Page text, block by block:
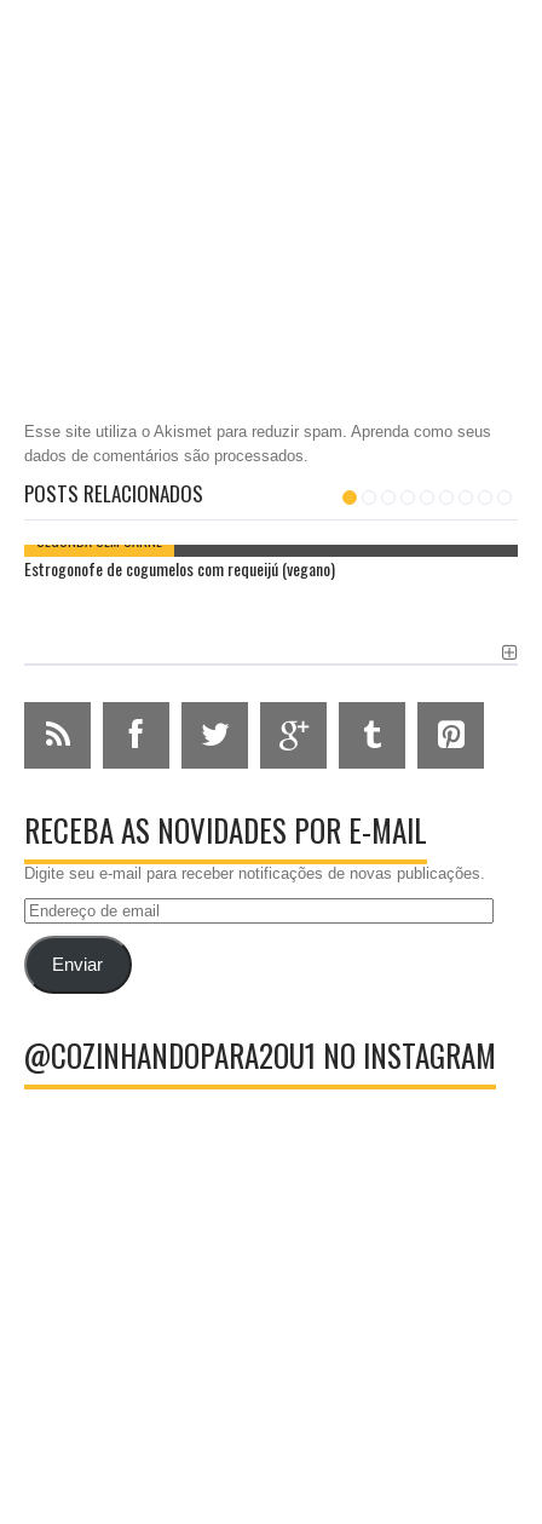
Esse site utiliza o Akismet para reduzir spam. Aprenda como seus
dados de comentários são processados.
POSTS RELACIONADOS
SEGUNDA SEM CARNE
Estrogonofe de cogumelos com requeijú (vegano)
RECEBA AS NOVIDADES POR E-MAIL
Digite seu e-mail para receber notificações de novas publicações.
Endereço
emailEnviar
@COZINHANDOPARA2OU1 NO INSTAGRAM